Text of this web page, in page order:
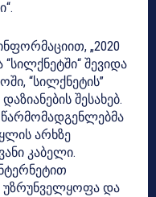
„2020
შევიდა
“სილქნეტის”
შესახებ.
არხზე
კაბელი.
და